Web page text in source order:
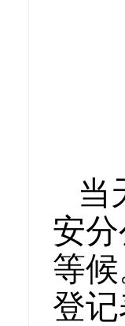
当
安
等
登